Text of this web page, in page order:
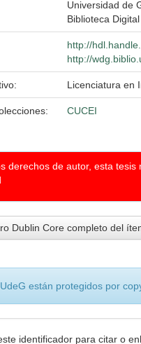
Universidad de
Biblioteca
http://
http://
Licenciatura en
CUCEI
derechos de autor, esta
Dublin Core completo del
están protegidos por
identificador para citar o